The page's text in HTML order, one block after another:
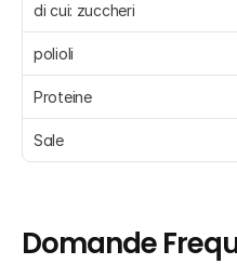
di cui: zuccheri
polioli
Proteine
Sale
Domande